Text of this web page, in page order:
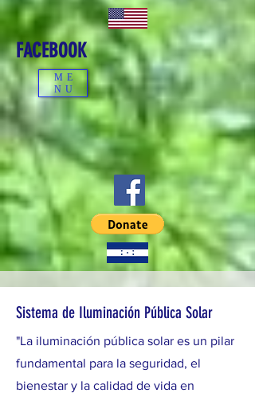
FACEBOOK
ME
NU
Sistema de Iluminación Pública Solar
"La iluminación pública solar es un pilar
fundamental para la seguridad, el
bienestar y la calidad de vida en